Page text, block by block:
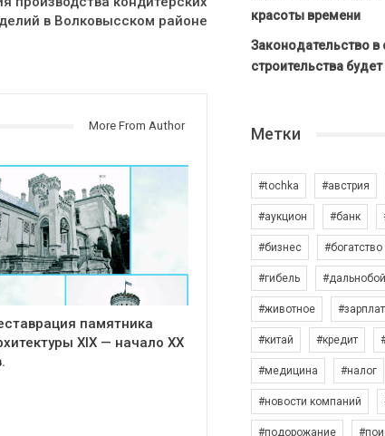
в Волковысском районе
More From Author
памятника
XIX — начало XX
красоты времени
Законодательство
строительства
Метки
#tochka #австрия
#аукцион #банк
#бизнес #богатство
#гибель
#животное
#китай #кредит
#медицина #налог
#новости компаний
#подорожание